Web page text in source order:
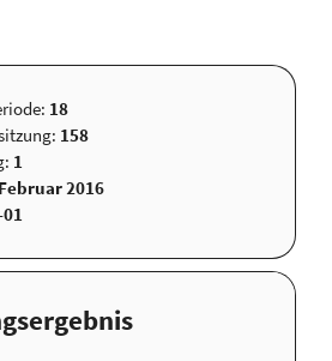
18
158
1
2016